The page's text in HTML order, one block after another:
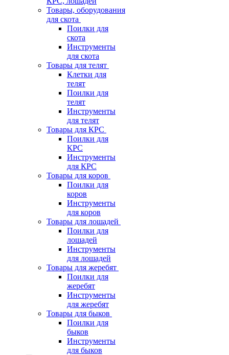
Товары, оборудования
для скота
Поилки для
скота
Инструменты
для скота
Товары для телят
Клетки для
телят
Поилки для
телят
Инструменты
для телят
Товары для КРС
Поилки для
КРС
Инструменты
для КРС
Товары для коров
Поилки для
коров
Инструменты
для коров
Товары для лошадей
Поилки для
лошадей
Инструменты
для лошадей
Товары для жеребят
Поилки для
жеребят
Инструменты
для жеребят
Товары для быков
Поилки для
быков
Инструменты
для быков